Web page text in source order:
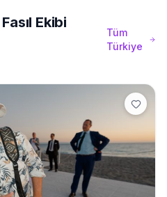
Fasıl Ekibi
Tüm
Türkiye